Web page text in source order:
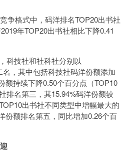
争格式中，码洋排名TOP20出书社
年TOP20出书社相比下降0.41
科技社和社科社分别以
，其中包括科技社码洋份额添加
额持续下降0.50个百分点（TOP10
排名第三，其15.94%码洋份额较
出书社不同类型中增幅最大的
份额排名第五，同比增加0.26个百